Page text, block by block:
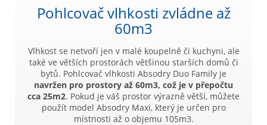
Pohlcovač vlhkosti zvládne až
60m3
Vlhkost se netvoří jen v malé koupelně či kuchyni, ale
také ve větších prostorách většinou starších domů či
bytů. Pohlcovač vlhkosti Absodry Duo Family je
navržen pro prostory až 60m3, což je v přepočtu
cca 25m2. Pokud je váš prostor výrazně větší, můžete
použít model Absodry Maxi, který je určen pro
místnosti až o objemu 105m3.